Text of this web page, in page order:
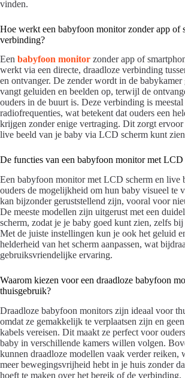
vinden.
Hoe werkt een babyfoon monitor zonder app of
verbinding?
Een babyfoon monitor zonder app of
werkt via een directe, draadloze verbinding
en ontvanger. De zender wordt in de babykamer
vangt geluiden en beelden op, terwijl de
ouders in de buurt is. Deze verbinding is meestal
radiofrequenties, wat betekent dat ouders een
krijgen zonder enige vertraging. Dit zorgt
live beeld van je baby via LCD scherm kunt
De functies van een babyfoon monitor met LCD
Een babyfoon monitor met LCD scherm en live
ouders de mogelijkheid om hun baby visueel te
kan bijzonder geruststellend zijn, vooral voor
De meeste modellen zijn uitgerust met een
scherm, zodat je je baby goed kunt zien, zelfs
Met de juiste instellingen kun je ook het geluid
helderheid van het scherm aanpassen, wat
gebruiksvriendelijke ervaring.
Waarom kiezen voor een draadloze babyfoon
thuisgebruik?
Draadloze babyfoon monitors zijn ideaal voor
omdat ze gemakkelijk te verplaatsen zijn en
kabels vereisen. Dit maakt ze perfect voor
baby in verschillende kamers willen volgen.
kunnen draadloze modellen vaak verder reiken,
meer bewegingsvrijheid hebt in je huis zonder
hoeft te maken over het bereik of de verbinding.